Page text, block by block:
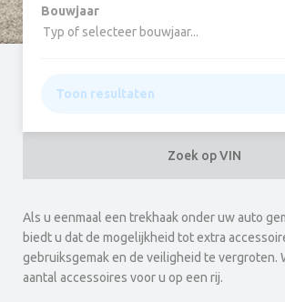
Bouwjaar
Typ of selecteer bouwjaar...
Toon resultaten
Zoek op VIN
Als u eenmaal een trekhaak onder uw auto
biedt u dat de mogelijkheid tot extra
gebruiksgemak en de veiligheid te vergroten.
aantal accessoires voor u op een rij.